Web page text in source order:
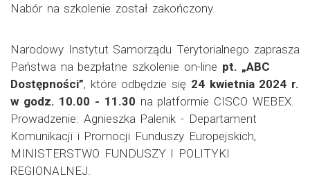
Nabór na szkolenie został zakończony.
Narodowy Instytut Samorządu Terytorialnego zaprasza
Państwa na bezpłatne szkolenie on-line pt. „ABC
Dostępności”, które odbędzie się 24 kwietnia 2024 r.
w godz. 10.00 - 11.30 na platformie CISCO WEBEX.
Prowadzenie: Agnieszka Palenik - Departament
Komunikacji i Promocji Funduszy Europejskich,
MINISTERSTWO FUNDUSZY I POLITYKI
REGIONALNEJ.